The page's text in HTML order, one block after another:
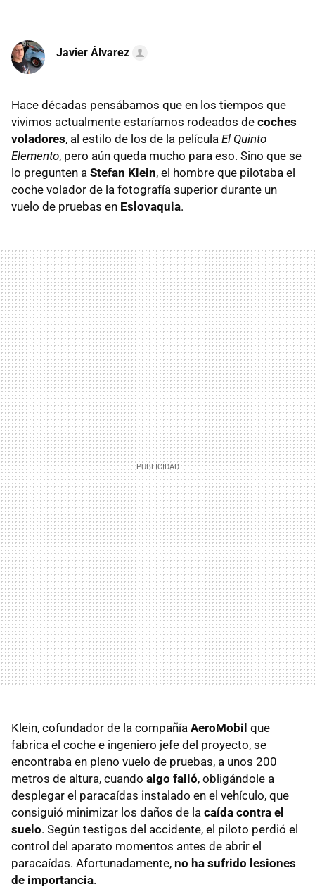
Javier Álvarez
Hace décadas pensábamos que en los tiempos que
vivimos actualmente estaríamos rodeados de coches
voladores, al estilo de los de la película El Quinto
Elemento, pero aún queda mucho para eso. Sino que se
lo pregunten a Stefan Klein, el hombre que pilotaba el
coche volador de la fotografía superior durante un
vuelo de pruebas en Eslovaquia.
Klein, cofundador de la compañía AeroMobil que
fabrica el coche e ingeniero jefe del proyecto, se
encontraba en pleno vuelo de pruebas, a unos 200
metros de altura, cuando algo falló, obligándole a
desplegar el paracaídas instalado en el vehículo, que
consiguió minimizar los daños de la caída contra el
suelo. Según testigos del accidente, el piloto perdió el
control del aparato momentos antes de abrir el
paracaídas. Afortunadamente, no ha sufrido lesiones
de importancia.